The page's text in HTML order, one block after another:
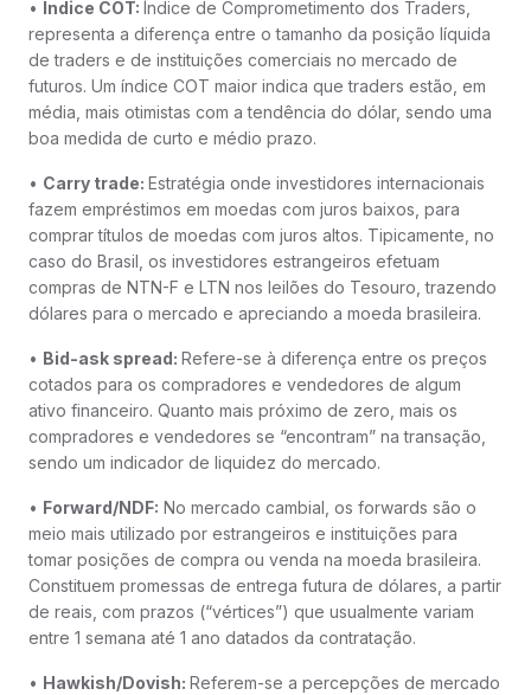
• Índice COT: Índice de Comprometimento dos Traders,
representa a diferença entre o tamanho da posição líquida
de traders e de instituições comerciais no mercado de
futuros. Um índice COT maior indica que traders estão, em
média, mais otimistas com a tendência do dólar, sendo uma
boa medida de curto e médio prazo.
• Carry trade: Estratégia onde investidores internacionais
fazem empréstimos em moedas com juros baixos, para
comprar títulos de moedas com juros altos. Tipicamente, no
caso do Brasil, os investidores estrangeiros efetuam
compras de NTN-F e LTN nos leilões do Tesouro, trazendo
dólares para o mercado e apreciando a moeda brasileira.
• Bid-ask spread: Refere-se à diferença entre os preços
cotados para os compradores e vendedores de algum
ativo financeiro. Quanto mais próximo de zero, mais os
compradores e vendedores se “encontram” na transação,
sendo um indicador de liquidez do mercado.
• Forward/NDF: No mercado cambial, os forwards são o
meio mais utilizado por estrangeiros e instituições para
tomar posições de compra ou venda na moeda brasileira.
Constituem promessas de entrega futura de dólares, a partir
de reais, com prazos (“vértices”) que usualmente variam
entre 1 semana até 1 ano datados da contratação.
• Hawkish/Dovish: Referem-se a percepções de mercado